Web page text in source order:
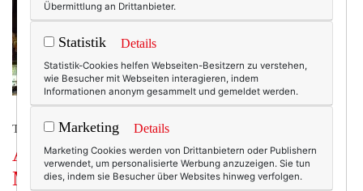
TRAVEL
Am Broadway: “Crucible” von Arthur
Miller.
Übermittlung an Drittanbieter.
Statistik Details
Statistik-Cookies helfen Webseiten-Besitzern zu verstehen,
wie Besucher mit Webseiten interagieren, indem
Informationen anonym gesammelt und gemeldet werden.
Marketing Details
Marketing Cookies werden von Drittanbietern oder Publishern
verwendet, um personalisierte Werbung anzuzeigen. Sie tun
dies, indem sie Besucher über Websites hinweg verfolgen.